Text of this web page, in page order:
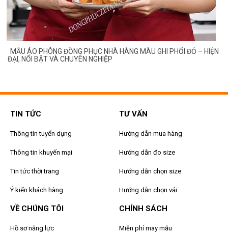
MẪU ÁO PHÔNG ĐỒNG PHỤC NHÀ HÀNG MÀU XANH CỔ VỊT PHỐI
ĐEN – THIẾT KẾ SANG TRỌNG, DỄ GÂY THIỆN CẢM!
TIN TỨC
Thông tin tuyển dụng
Thông tin khuyến mại
Tin tức thời trang
Ý kiến khách hàng
TƯ VẤN
Hướng dẫn mua hàng
Hướng dẫn đo size
Hướng dẫn chọn size
Hướng dẫn chọn vải
VỀ CHÚNG TÔI
Hồ sơ năng lực
CHÍNH SÁCH
Miễn phí may mẫu